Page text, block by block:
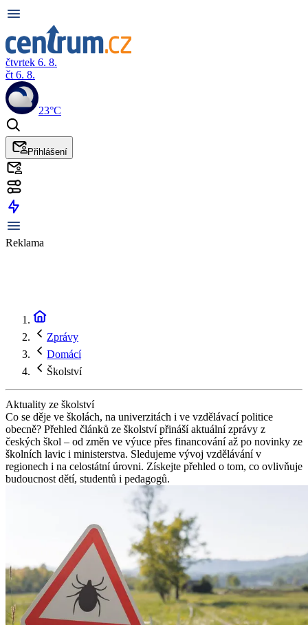
čtvrtek 6. 8.
čt 6. 8.
23°C
Přihlášení
Reklama
Zprávy
Domácí
Školství
Aktuality ze školství
Co se děje ve školách, na univerzitách i ve vzdělávací politice
obecně? Přehled článků ze školství přináší aktuální zprávy z
českých škol – od změn ve výuce přes financování až po novinky ze
školních lavic i ministerstva. Sledujeme vývoj vzdělávání v
regionech i na celostátní úrovni. Získejte přehled o tom, co ovlivňuje
budoucnost dětí, studentů i pedagogů.